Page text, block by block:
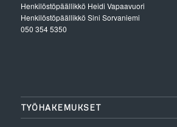
Henkilöstöpäällikkö Heidi Vapaavuori
Henkilöstöpäällikkö Sini Sorvaniemi
050 354 5350
TYÖHAKEMUKSET